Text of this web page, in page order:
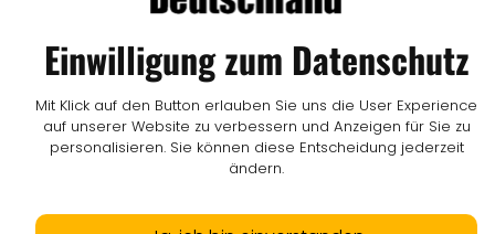
© LW Medien GmbH
Einwilligung zum Datenschutz
Mit Klick auf den Button erlauben Sie uns die User Experience
auf unserer Website zu verbessern und Anzeigen für Sie zu
personalisieren. Sie können diese Entscheidung jederzeit
ändern.